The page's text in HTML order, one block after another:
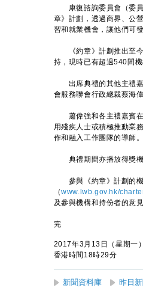
康復諮詢委員會（委員
章》計劃，透過商界、公
習和就業機會，讓他們可
《約章》計劃推出至今
持，現時已有超過540間
出席典禮的其他主禮嘉
會服務聯會行政總裁蔡海
蕭偉強和各主禮嘉賓在
用殘疾人士或積極推動業
作和融入工作團隊的導師。
典禮期間亦播放得獎機
參與《約章》計劃的機
（www.lwb.gov.hk/
及參與機構和持份者的意
完
2017年3月13日（星期一）
香港時間18時29分
新聞資料庫 昨日